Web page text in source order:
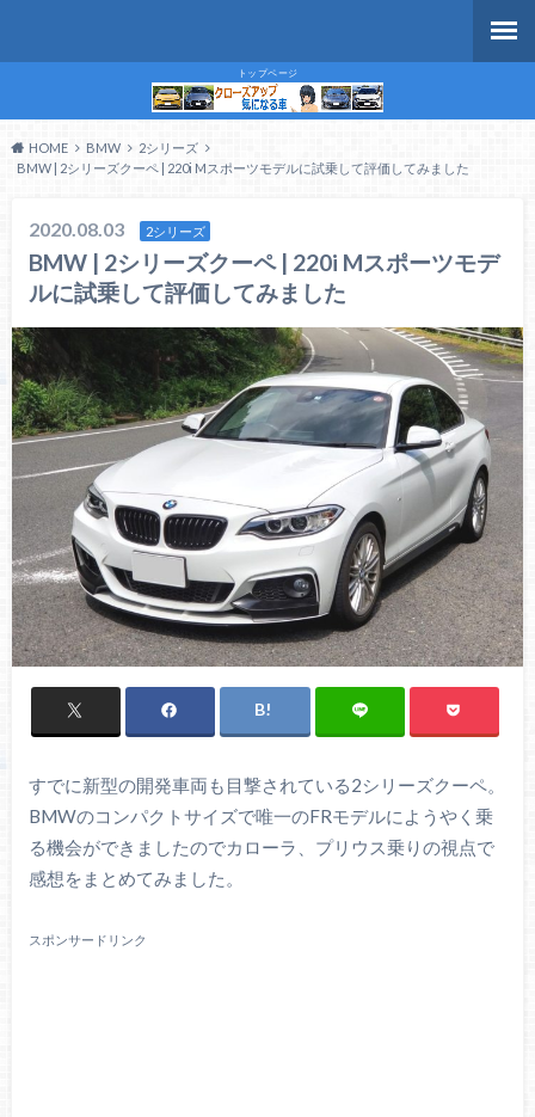
トップページ
HOME BMW
2シリーズ
BMW | 2シリーズクーペ | 220i Mスポーツモデルに試乗して評価してみました
2020.08.03 2シリーズ
BMW | 2シリーズクーペ | 220i Mスポーツモデ
ルに試乗して評価してみました
すでに新型の開発車両も目撃されている2シリーズクーペ。
BMWのコンパクトサイズで唯一のFRモデルにようやく乗
る機会ができましたのでカローラ、プリウス乗りの視点で
感想をまとめてみました。
スポンサードリンク